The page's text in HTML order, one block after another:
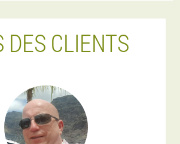
DES CLIENTS